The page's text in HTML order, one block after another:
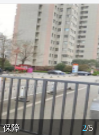
保障 2/5